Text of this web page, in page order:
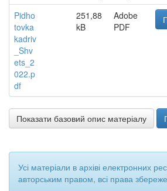
Pidho
tovka
kadriv
_Shv
ets_2
022.p
df
251,88
kB
Adobe
PDF
Показати базовий опис матеріалу
Усі матеріали в архіві електронних
авторським правом, всі права